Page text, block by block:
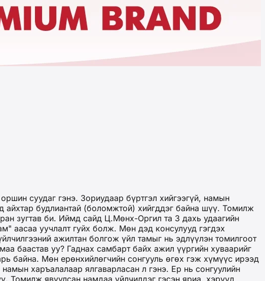
суудаг гэнэ. Зориудаар бүртгэл хийгээгүй, намын
айхтар будлиантай (боломжтой) хийгддэг байна шүү. Томилж
зугтав би. Иймд сайд Ц.Мөнх-Оргил та 3 дахь удаагийн
аасаа уучлалт гуйх болж. Мөн дэд консулууд гэгдэх
ажилтан болгож үйл тамыг нь эдлүүлэн томилгоот
баастав уу? Гаднах самбарт байх ажил үүргийн хуваарийг
байна. Мөн ерөнхийлөгчийн сонгууль өгөх гэж хүмүүс ирээд
харъалалаар ялгаварласан л гэнэ. Ер нь сонгуулийн
Томилж явуулсан намдаа үйлчилдэг гэсэн яриа, хэрүүл